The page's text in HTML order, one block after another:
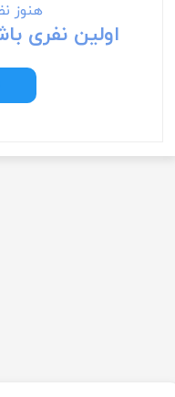
هنوز
اولین نفری